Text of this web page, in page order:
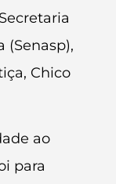
(Senasp),
Chico
ao
para